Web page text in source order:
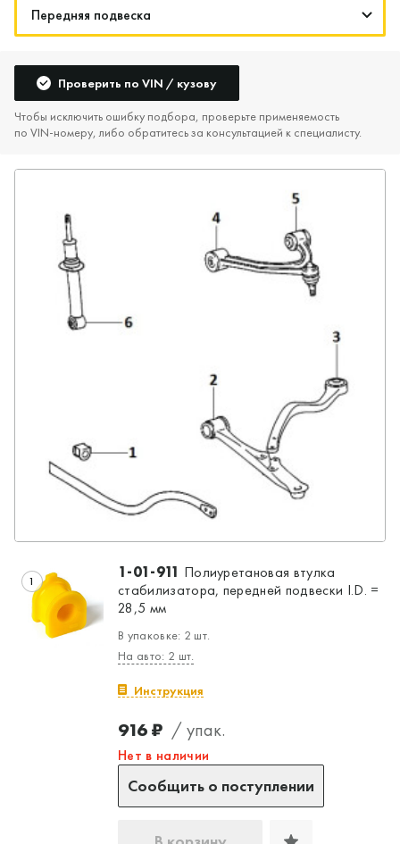
Проверить по VIN / кузову
Чтобы исключить ошибку подбора, проверьте применяемость
по VIN‑номеру, либо обратитесь за консультацией к специалисту.
1 1-01-911 Полиуретановая втулка
стабилизатора, передней подвески I.D. =
28,5 мм
В упаковке: 2 шт.
На авто: 2 шт.
Инструкция
916 ₽ / упак.
Нет в наличии
Сообщить о поступлении